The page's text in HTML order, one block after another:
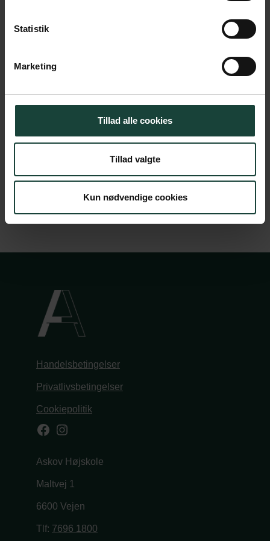
Statistik
Marketing
Tillad alle cookies
Tillad valgte
Kun nødvendige cookies
Tid
Køb billet
Handelsbetingelser
Privatlivsbetingelser
Cookiepolitik
Facebook
Instagram
Askov Højskole
Maltvej 1
6600 Vejen
Tlf: 7696 1800